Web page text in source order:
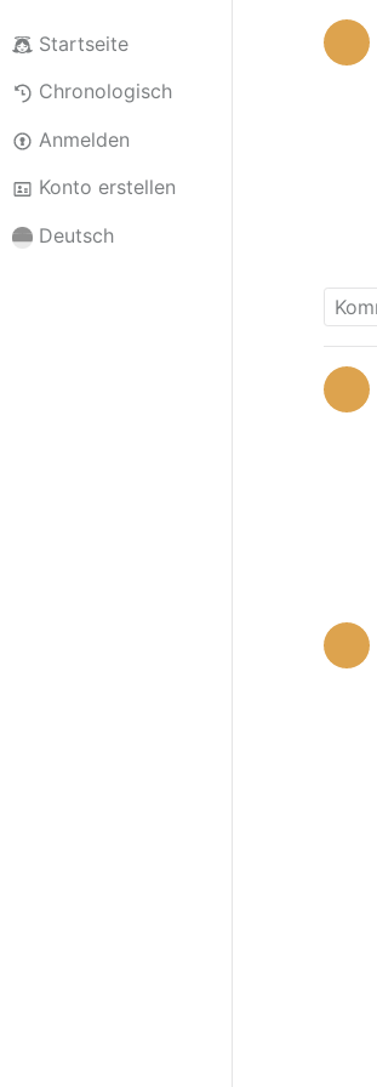
Startseite
Chronologisch
Anmelden
Konto erstellen
Deutsch